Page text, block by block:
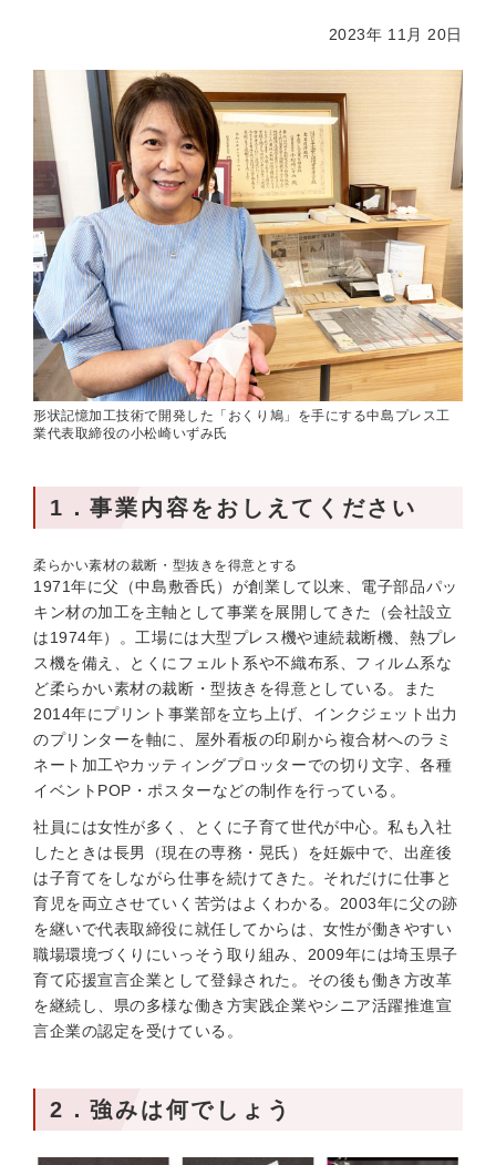
2023年 11月 20日
形状記憶加工技術で開発した「おくり鳩」を手にする中島プレス工
業代表取締役の小松崎いずみ氏
1．事業内容をおしえてください
柔らかい素材の裁断・型抜きを得意とする
1971年に父（中島敷香氏）が創業して以来、電子部品パッ
キン材の加工を主軸として事業を展開してきた（会社設立
は1974年）。工場には大型プレス機や連続裁断機、熱プレ
ス機を備え、とくにフェルト系や不織布系、フィルム系な
ど柔らかい素材の裁断・型抜きを得意としている。また
2014年にプリント事業部を立ち上げ、インクジェット出力
のプリンターを軸に、屋外看板の印刷から複合材へのラミ
ネート加工やカッティングプロッターでの切り文字、各種
イベントPOP・ポスターなどの制作を行っている。
社員には女性が多く、とくに子育て世代が中心。私も入社
したときは長男（現在の専務・晃氏）を妊娠中で、出産後
は子育てをしながら仕事を続けてきた。それだけに仕事と
育児を両立させていく苦労はよくわかる。2003年に父の跡
を継いで代表取締役に就任してからは、女性が働きやすい
職場環境づくりにいっそう取り組み、2009年には埼玉県子
育て応援宣言企業として登録された。その後も働き方改革
を継続し、県の多様な働き方実践企業やシニア活躍推進宣
言企業の認定を受けている。
2．強みは何でしょう